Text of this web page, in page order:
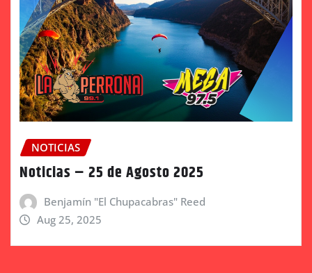
NOTICIAS
Noticias – 25 de Agosto 2025
Benjamín "El Chupacabras" Reed
Aug 25, 2025